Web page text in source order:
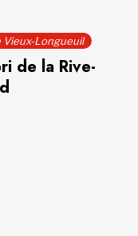
Vieux-Longueuil
de la Rive-